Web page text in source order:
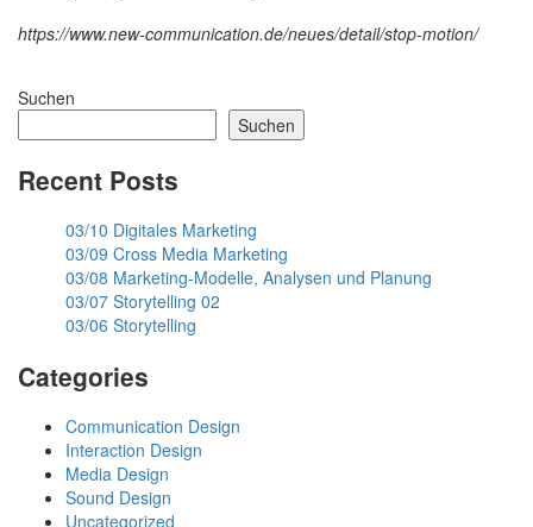
https://www.new-communication.de/neues/detail/stop-motion/
Suchen
Suchen
Recent Posts
03/10 Digitales Marketing
03/09 Cross Media Marketing
03/08 Marketing-Modelle, Analysen und Planung
03/07 Storytelling 02
03/06 Storytelling
Categories
Communication Design
Interaction Design
Media Design
Sound Design
Uncategorized